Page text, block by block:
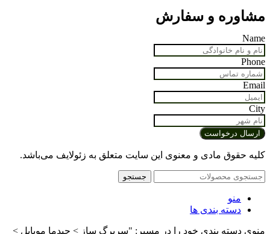
مشاوره و سفارش
Name
Phone
Email
City
کلیه حقوق مادی و معنوی این سایت متعلق به زئولایف می‌باشد.
جستجو
منو
دسته بندی ها
منوی دسته بندی خود را در مسیر: "سربرگ ساز > چیدما موبایل >